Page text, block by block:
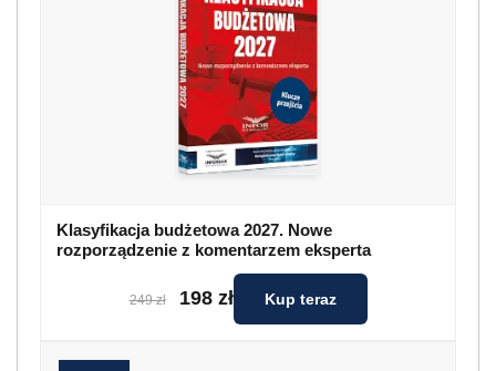
Klasyfikacja budżetowa 2027. Nowe
rozporządzenie z komentarzem eksperta
249 zł 198 zł Kup teraz